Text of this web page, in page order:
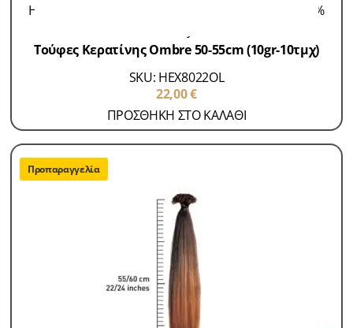
Hair Extensions 100% Remy
Τούφες Κερατίνης 100%
Τούφες Κερατίνης Ombre 50-55cm (10gr-10τμχ)
SKU: HEX8022OL
22,00€
ΠΡΟΣΘΗΚΗ ΣΤΟ ΚΑΛΑΘΙ
Προπαραγγελία